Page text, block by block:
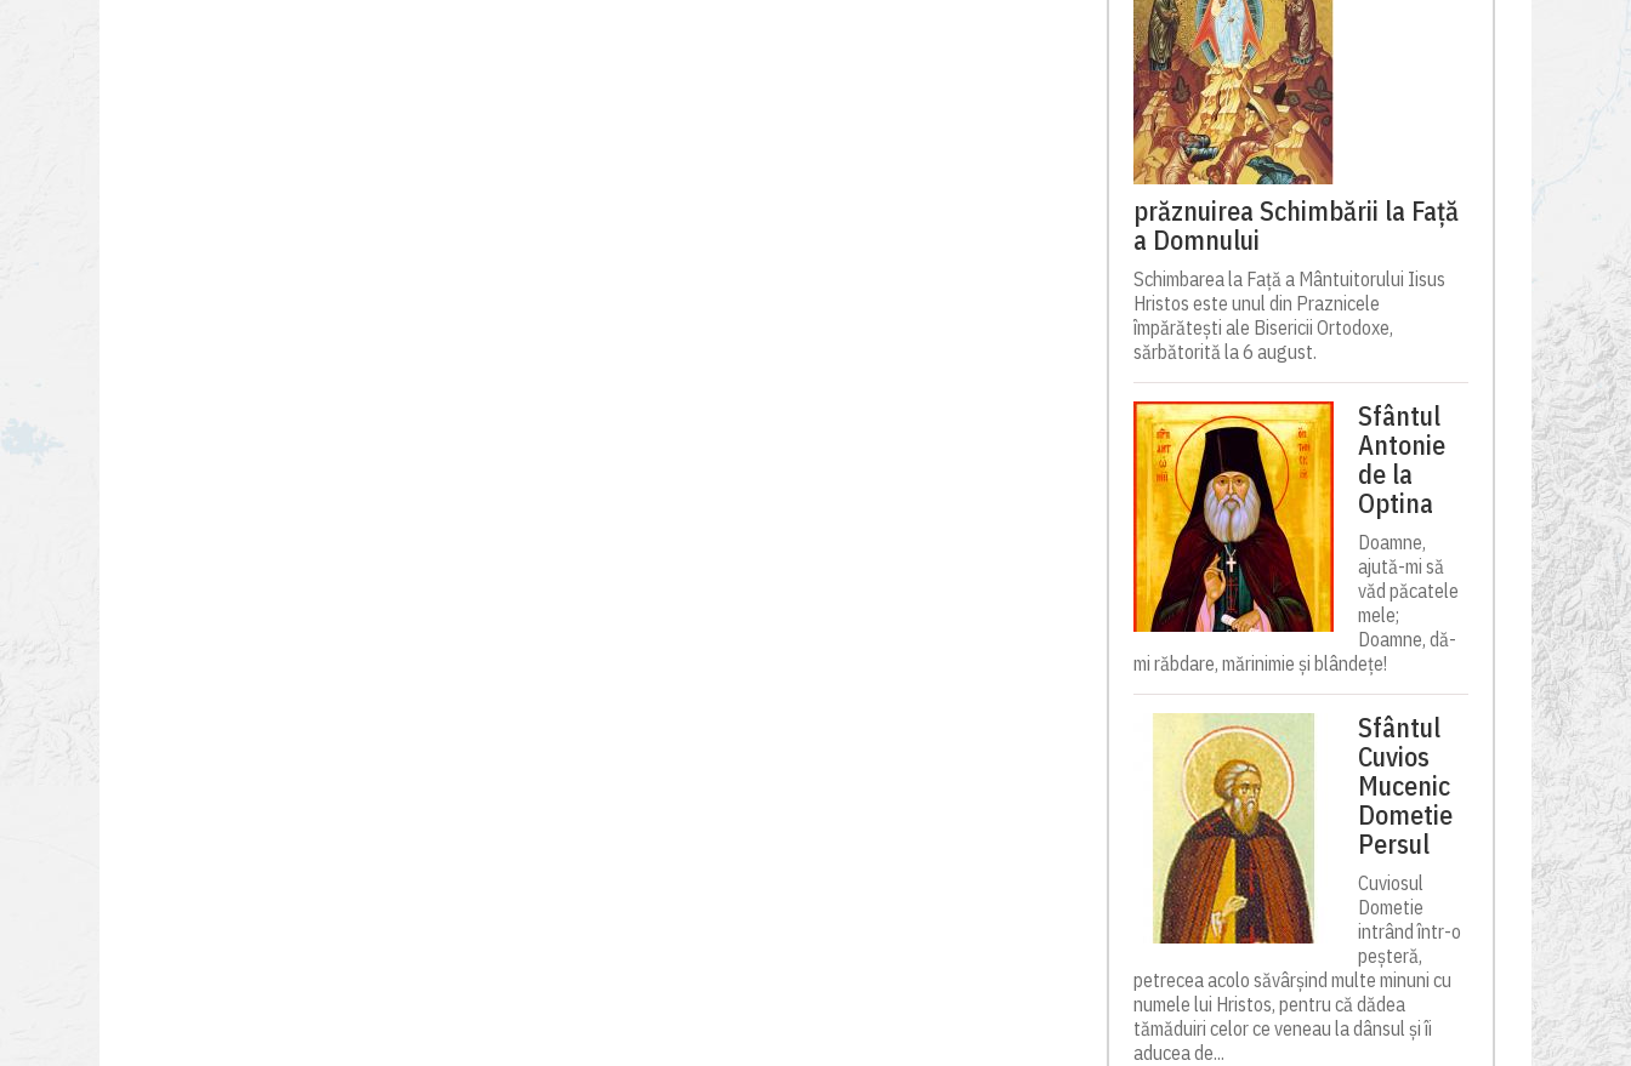
prăznuirea Schimbării la Față
a Domnului
Schimbarea la Față a Mântuitorului Iisus
Hristos este unul din Praznicele
împărătești ale Bisericii Ortodoxe,
sărbătorită la 6 august.
Sfântul
Antonie
de la
Optina
Doamne,
ajută-mi să
văd păcatele
mele;
Doamne, dă-
mi răbdare, mărinimie şi blândeţe!
Sfântul
Cuvios
Mucenic
Dometie
Persul
Cuviosul
Dometie
intrând într-o
peșteră,
petrecea acolo săvârșind multe minuni cu
numele lui Hristos, pentru că dădea
tămăduiri celor ce veneau la dânsul și îi
aducea de...